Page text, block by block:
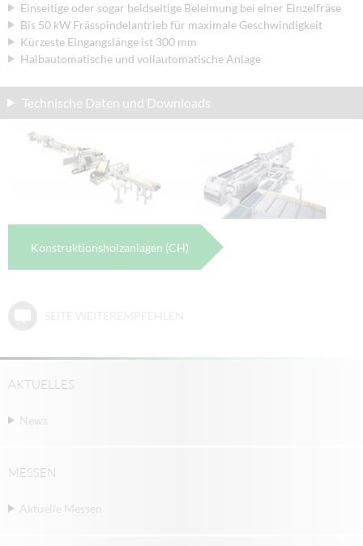
Einseitige oder sogar beidseitige Beleimung bei einer Einzelfräse
Bis 50 kW Frässpindelantrieb für maximale Geschwindigkeit
Kürzeste Eingangslänge ist 300 mm
Halbautomatische und vollautomatische Anlage
Technische Daten und Downloads
Konstruktionsholzanlagen (CH)
AKTUELLES
News
MESSEN
Aktuelle Messen